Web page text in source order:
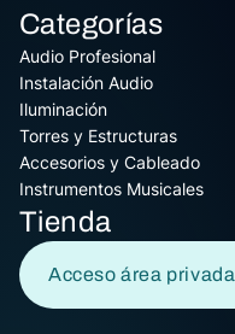
Categorías
Audio Profesional
Instalación Audio
Iluminación
Torres y Estructuras
Accesorios y Cableado
Instrumentos Musicales
Tienda
Acceso área privada